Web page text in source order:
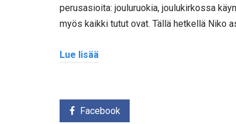
perusasioita: jouluruokia, joulukirkossa
myös kaikki tutut ovat. Tällä hetkellä Niko
Lue lisää
Facebook